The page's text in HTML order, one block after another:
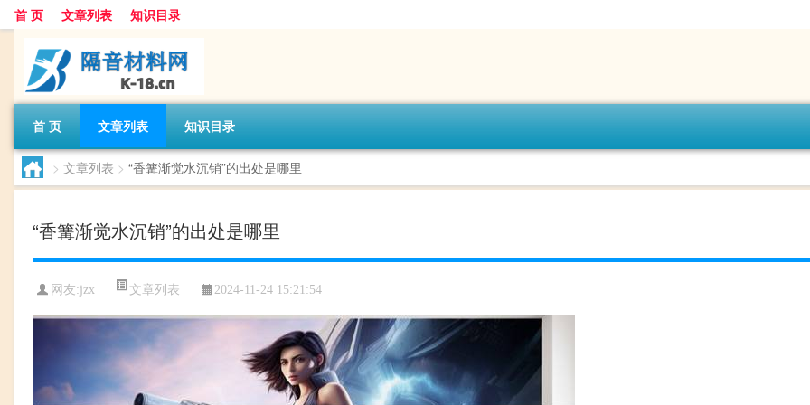
首 页 文章列表 知识目录
首 页 文章列表 知识目录
> 文章列表 > “香篝渐觉水沉销”的出处是哪里
“香篝渐觉水沉销”的出处是哪里
网友:jzx 文章列表 2024-11-24 15:21:54